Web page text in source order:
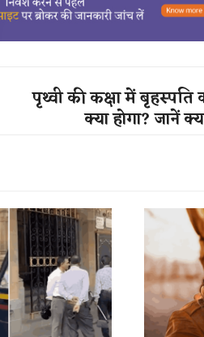
पृथ्वी की कक्षा में बृहस्पति
क्या होगा? जानें